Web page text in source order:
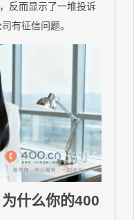
反而显示了一堆投诉
有征信问题。
什么你的400